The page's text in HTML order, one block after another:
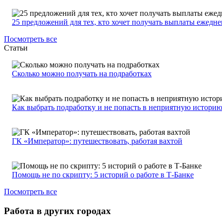
25 предложений для тех, кто хочет получать выплаты
Посмотреть все
Статьи
Сколько можно получать на подработках
Как выбрать подработку и не попасть в неприятную историю
ГК «Император»: путешествовать, работая вахтой
Помощь не по скрипту: 5 историй о работе в Т-Банке
Посмотреть все
Работа в других городах